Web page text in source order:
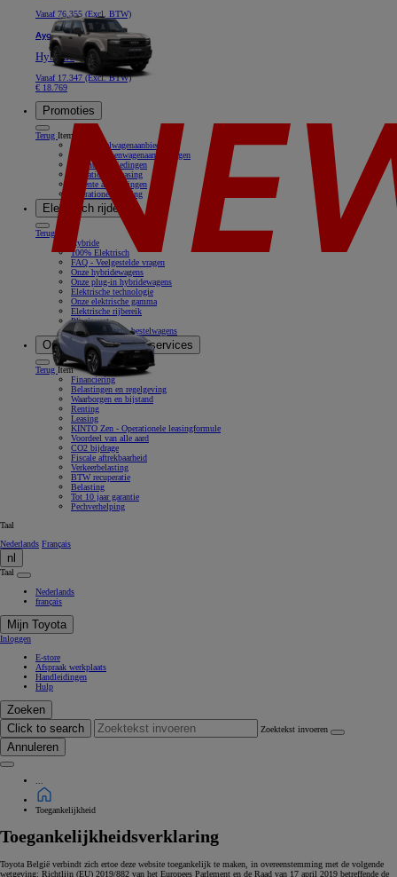
Vanaf76.355 (Excl. BTW)
Aygo X
Hybride
Vanaf 17.347 (Excl. BTW)
€ 18.769
Promoties
Terug Item
Onze bestelwagenaanbiedingen
Onze personenwagenaanbiedingen
Recente aanbiedingen
Operationele leasing
Recente aanbiedingen
Operationele leasing
Elektrisch rijden
Terug
Hybride
100% Elektrisch
FAQ - Veelgestelde vragen
Onze hybridewagens
Onze plug-in hybridewagens
Elektrische technologie
Onze elektrische gamma
Elektrische rijbereik
Pluginvest
Onze elektrische bestelwagens
Onze oplossingen & services
Terug Item
Financiering
Belastingen en regelgeving
Waarborgen en bijstand
Renting
Leasing
KINTO Zen - Operationele leasingformule
Voordeel van alle aard
CO2 bijdrage
Fiscale aftrekbaarheid
Verkeerbelasting
BTW recuperatie
Belasting
Tot 10 jaar garantie
Pechverhelping
Taal
Nederlands Français
nl
Taal
Nederlands
français
Mijn Toyota
Inloggen
E-store
Afspraak werkplaats
Handleidingen
Hulp
Zoeken
Click to search
Zoektekst invoeren
Annuleren
Toegankelijkheid
Toegankelijkheidsverklaring
Toyota België verbindt zich ertoe deze website toegankelijk te maken, in overeenstemming met de volgende
wetgeving: Richtlijn (EU) 2019/882 van het Europees Parlement en de Raad van 17 april 2019 betreffende de